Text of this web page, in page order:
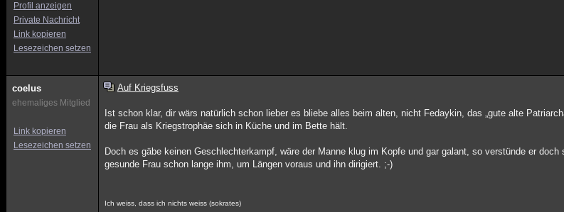
Profil anzeigen
Private Nachricht
Link kopieren
Lesezeichen setzen
coelus
ehemaliges Mitglied
Link kopieren
Lesezeichen setzen
Auf Kriegsfuss
Ist schon klar, dir wärs natürlich schon lieber es bliebe alles beim alten, nicht Fedaykin, das „gute alte
die Frau als Kriegstrophäe sich in Küche und im Bette hält.
Doch es gäbe keinen Geschlechterkampf, wäre der Manne klug im Kopfe und gar galant, so verstünde er
gesunde Frau schon lange ihm, um Längen voraus und ihn dirigiert. ;-)
Ich weiss, dass ich nichts weiss (sokrates)